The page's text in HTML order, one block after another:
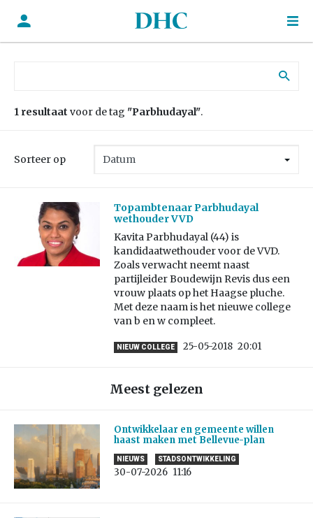
1 resultaat voor de tag "Parbhudayal".
Sorteer op
Topambtenaar Parbhudayal
wethouder VVD
Kavita Parbhudayal (44) is
kandidaatwethouder voor de VVD.
Zoals verwacht neemt naast
partijleider Boudewijn Revis dus een
vrouw plaats op het Haagse pluche.
Met deze naam is het nieuwe college
van b en w compleet.
NIEUW COLLEGE 25-05-2018 20:01
Meest gelezen
Ontwikkelaar en gemeente willen
haast maken met Bellevue-plan
NIEUWS STADSONTWIKKELING
30-07-2026 11:16